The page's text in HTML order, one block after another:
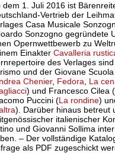
dem 1. Juli 2016 ist
Vertrieb der
Casa Musicale
Sonzogno gegründete
Opernwettbewerb zu
Einakter Cavalleria
des Verlages
und der Giovane
Chenier, Fedora
La
) und Francesco Cilea (
Puccini (La rondine)
). Darüber hinaus betreut
italienischer
und Giovanni Sollima
– Der vollständige
als PDF zugeschickt